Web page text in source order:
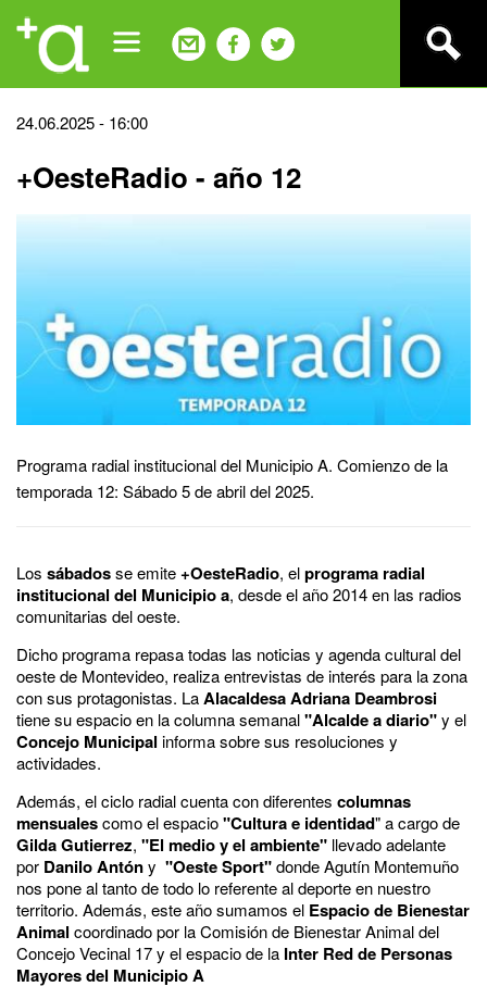
Jump
navigation
Back
top
24.06.2025 - 16:00
+OesteRadio - año 12
Programa radial institucional del Municipio A. Comienzo de la
temporada 12: Sábado 5 de abril del 2025.
Los sábadosse emite+OesteRadio, elprograma radial
institucional del Municipio a, desde el año 2014 en las radios
comunitarias del oeste.
Dicho programa repasa todas las noticias y agenda cultural del
oeste de Montevideo, realiza entrevistas de interés para la zona
con sus protagonistas. LaAlacaldesa Adriana Deambrosi
tiene su espacio en la columna semanal"Alcalde a diario"y el
Concejo Municipal informa sobre sus resoluciones y
actividades.
Además, el ciclo radial cuenta con diferentes columnas
mensualescomo el espacio"Cultura e identidad" a cargo de
Gilda Gutierrez, "El medio y el ambiente" llevado adelante
por Danilo Antóny "Oeste Sport"donde Agutín Montemuño
nos pone al tanto de todo lo referente al deporte en nuestro
territorio. Además, este año sumamos el Espacio de Bienestar
Animal coordinado por la Comisión de Bienestar Animal del
Concejo Vecinal 17 y el espacio de la Inter Red de Personas
Mayores del Municipio A